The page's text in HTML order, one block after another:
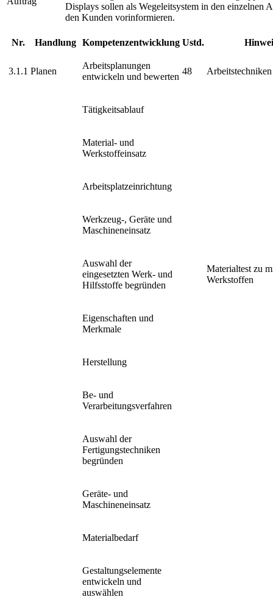
Displays sollen als Wegeleitsystem in den einzelnen
den Kunden vorinformieren.
Nr. Handlung Kompetenzentwicklung Ustd.
3.1.1 Planen
Arbeitsplanungen
entwickeln und bewerten
48 Arbeitstechniken
Tätigkeitsablauf
Material- und
Werkstoffeinsatz
Arbeitsplatzeinrichtung
Werkzeug-, Geräte und
Maschineneinsatz
Auswahl der
eingesetzten Werk- und
Hilfsstoffe begründen
Materialtest zu
Werkstoffen
Eigenschaften und
Merkmale
Herstellung
Be- und
Verarbeitungsverfahren
Auswahl der
Fertigungstechniken
begründen
Geräte- und
Maschineneinsatz
Materialbedarf
Gestaltungselemente
entwickeln und
auswählen